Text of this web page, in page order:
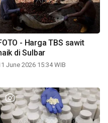
- Harga TBS sawit
di Sulbar
June 2026 15:34 WIB